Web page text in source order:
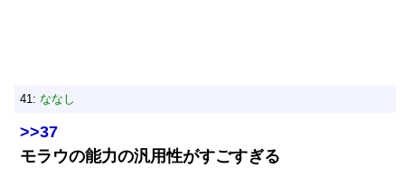
41: ななし
>>37
モラウの能力の汎用性がすごすぎる